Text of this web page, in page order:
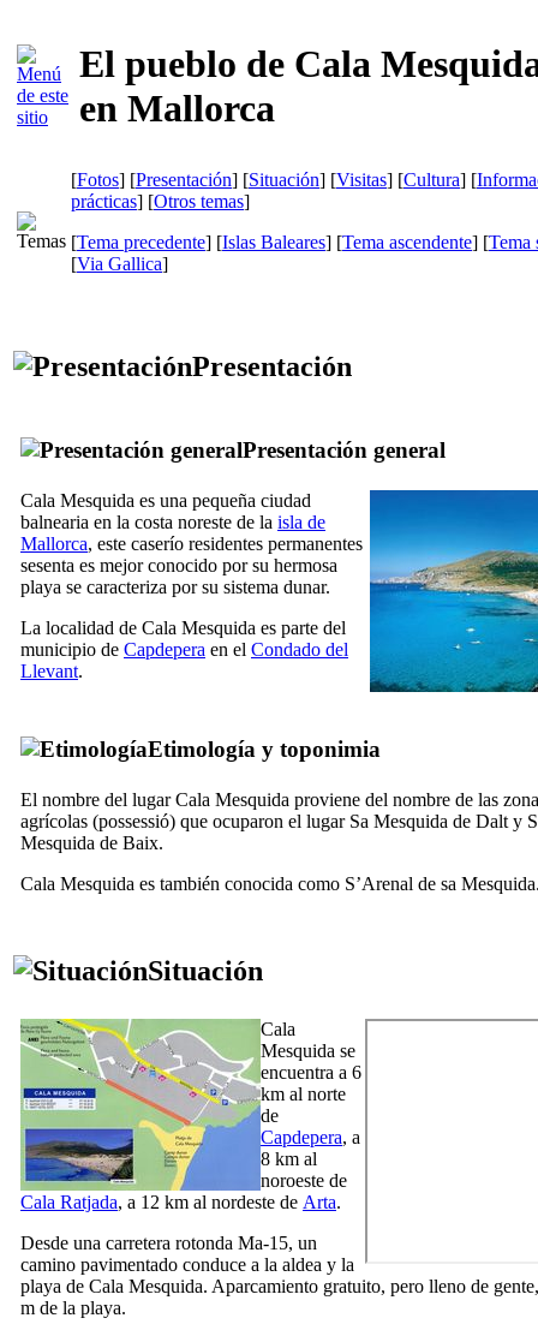
El pueblo de Cala
en Mallorca
[Fotos] [Presentación] [Situación] [Visitas] [Cultura] [
prácticas] [Otros temas]
[Tema precedente] [Islas Baleares] [Tema ascendente] [Tema
[Via Gallica]
Presentación
Presentación general
Cala Mesquida es una pequeña ciudad
balnearia en la costa noreste de la isla de
Mallorca, este caserío residentes permanentes
sesenta es mejor conocido por su hermosa
playa se caracteriza por su sistema dunar.
La localidad de Cala Mesquida es parte del
municipio de Capdepera en el Condado del
Llevant.
Etimología y toponimia
El nombre del lugarCala Mesquida proviene del nombre de las
agrícolas (possessió) que ocuparon el lugar Sa Mesquida de Dalt y
Mesquida de Baix.
Cala Mesquida es también conocida como S’Arenal de sa Mesquida
Situación
Cala
Mesquida se
encuentra a 6
km al norte
de
Capdepera, a
8 km al
noroeste de
Cala Ratjada, a 12 km al nordeste de Arta.
Desde una carretera rotonda Ma-15, un
camino pavimentado conduce a la aldea y la
playa de Cala Mesquida. Aparcamiento gratuito, pero lleno de
m de la playa.